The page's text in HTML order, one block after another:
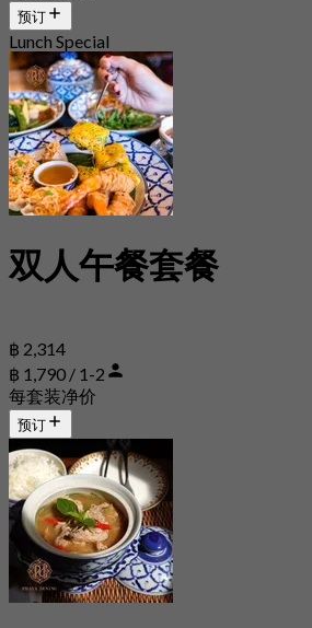
预订
Lunch Special
双人午餐套餐
฿ 2,314
฿ 1,790 / 1-2
每套装净价
预订